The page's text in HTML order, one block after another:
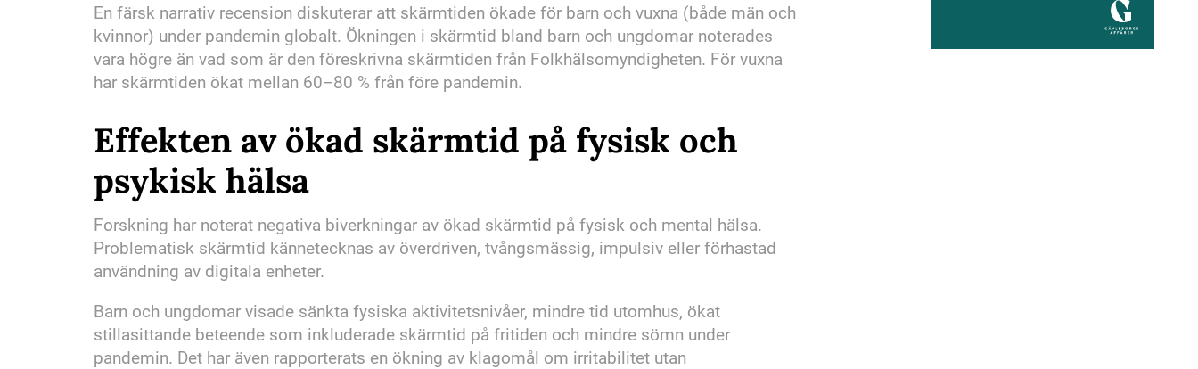
En färsk narrativ recension diskuterar att skärmtiden ökade för barn och vuxna (både män och
kvinnor) under pandemin globalt. Ökningen i skärmtid bland barn och ungdomar noterades
vara högre än vad som är den föreskrivna skärmtiden från Folkhälsomyndigheten. För vuxna
har skärmtiden ökat mellan 60–80 % från före pandemin.
Effekten av ökad skärmtid på fysisk och
psykisk hälsa
Forskning har noterat negativa biverkningar av ökad skärmtid på fysisk och mental hälsa.
Problematisk skärmtid kännetecknas av överdriven, tvångsmässig, impulsiv eller förhastad
användning av digitala enheter.
Barn och ungdomar visade sänkta fysiska aktivitetsnivåer, mindre tid utomhus, ökat
stillasittande beteende som inkluderade skärmtid på fritiden och mindre sömn under
pandemin. Det har även rapporterats en ökning av klagomål om irritabilitet utan